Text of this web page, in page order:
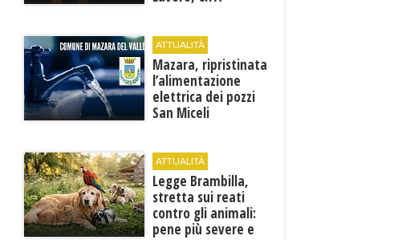
tradursi in
prevenzione”
ATTUALITÀ
Mazara, ripristinata
l’alimentazione
elettrica dei pozzi
San Miceli
ATTUALITÀ
Legge Brambilla,
stretta sui reati
contro gli animali:
pene più severe e